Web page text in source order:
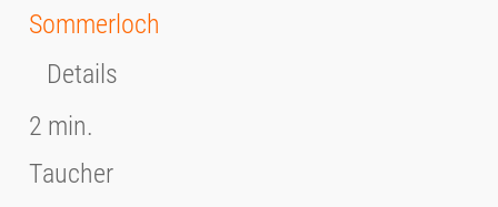
Sommerloch
Details
2 min.
Taucher